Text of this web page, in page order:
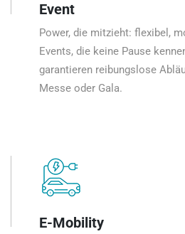
Event
Power, die mitzieht: flexibel,
Events, die keine Pause
garantieren reibungslose
Messe oder Gala.
E-Mobility